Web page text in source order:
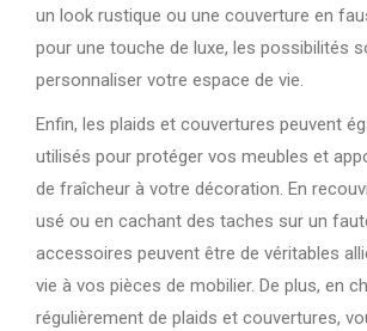
un look rustique ou une couverture en
pour une touche de luxe, les possibilités
personnaliser votre espace de vie.
Enfin, les plaids et couvertures peuvent
utilisés pour protéger vos meubles et
de fraîcheur à votre décoration. En
usé ou en cachant des taches sur un
accessoires peuvent être de véritables
vie à vos pièces de mobilier. De plus, en
régulièrement de plaids et couvertures,